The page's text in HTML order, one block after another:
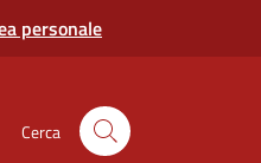
personale
Cerca